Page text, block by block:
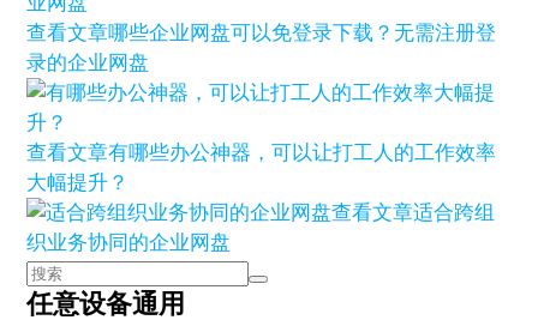
查看文章哪些企业网盘可以免登录下载？无需注册登
录的企业网盘
查看文章有哪些办公神器，可以让打工人的工作效率
大幅提升？
查看文章适合跨组
织业务协同的企业网盘
任意设备通用